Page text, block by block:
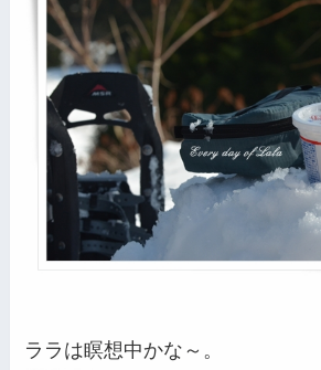
ララは瞑想中かな～。